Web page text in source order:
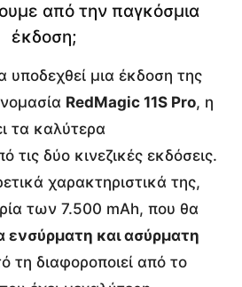
από την παγκόσμια
έκδοση;
υποδεχθεί μια έκδοση της
RedMagic 11S Pro, η
τα καλύτερα
τις δύο κινεζικές εκδόσεις.
χαρακτηριστικά της,
των 7.500 mAh, που θα
ενσύρματη και ασύρματη
τη διαφοροποιεί από το